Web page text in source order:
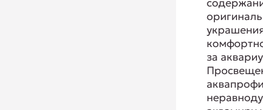
за